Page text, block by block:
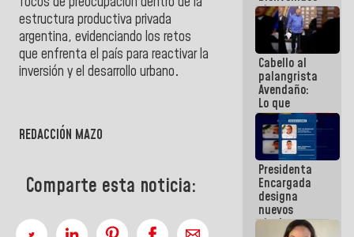
estructura productiva privada
argentina, evidenciando los retos
que enfrenta el país para reactivar la
inversión y el desarrollo urbano.
REDACCIÓN MAZO
Comparte esta noticia:
siempre que
estén en el
marco de la
Constitución
de la
República
Cabello al
palangrista
Avendaño:
Lo que
vayas a
escribir
hazlo hoy
por que no
sabemos si
la semana
que viene
hay
programa
Presidenta
Encargada
designa
nuevos
titulares en